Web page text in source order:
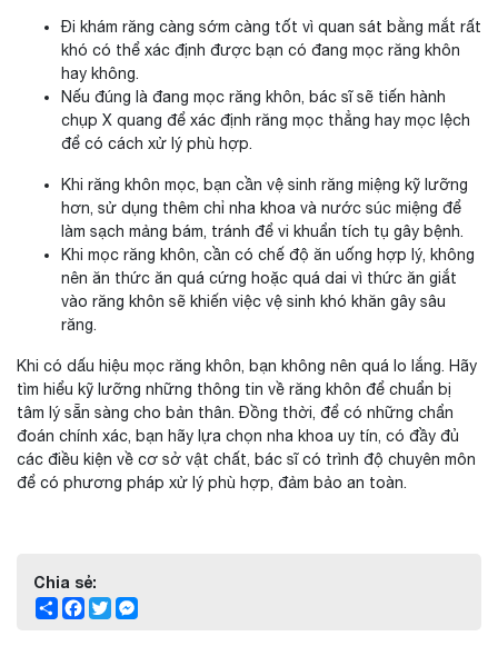
Đi khám răng càng sớm càng tốt vì quan sát bằng mắt rất
khó có thể xác định được bạn có đang mọc răng khôn
hay không.
Nếu đúng là đang mọc răng khôn, bác sĩ sẽ tiến hành
chụp X quang để xác định răng mọc thẳng hay mọc lệch
để có cách xử lý phù hợp.
Khi răng khôn mọc, bạn cần vệ sinh răng miệng kỹ lưỡng
hơn, sử dụng thêm chỉ nha khoa và nước súc miệng để
làm sạch mảng bám, tránh để vi khuẩn tích tụ gây bệnh.
Khi mọc răng khôn, cần có chế độ ăn uống hợp lý, không
nên ăn thức ăn quá cứng hoặc quá dai vì thức ăn giắt
vào răng khôn sẽ khiến việc vệ sinh khó khăn gây sâu
răng.
Khi có dấu hiệu mọc răng khôn, bạn không nên quá lo lắng. Hãy
tìm hiểu kỹ lưỡng những thông tin về răng khôn để chuẩn bị
tâm lý sẵn sàng cho bản thân. Đồng thời, để có những chẩn
đoán chính xác, bạn hãy lựa chọn nha khoa uy tín, có đầy đủ
các điều kiện về cơ sở vật chất, bác sĩ có trình độ chuyên môn
để có phương pháp xử lý phù hợp, đảm bảo an toàn.
Chia sẻ:
ShareFacebook
Twitter